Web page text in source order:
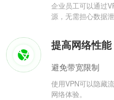
企业员工可以通过
源，无需担心数据泄
提高网络性能
避免带宽限制
使用VPN可以隐藏
网络体验。